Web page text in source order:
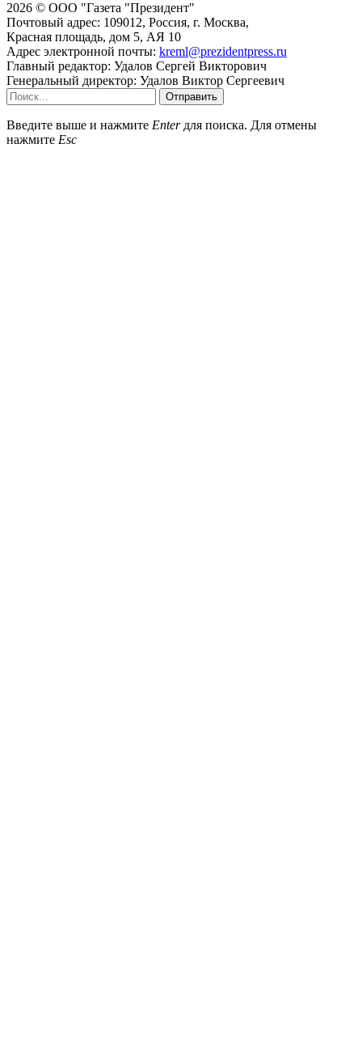
2026 © ООО "Газета "Президент"
Почтовый адрес: 109012, Россия, г. Москва,
Красная площадь, дом 5, АЯ 10
Адрес электронной почты: kreml@prezidentpress.ru
Главный редактор: Удалов Сергей Викторович
Генеральный директор: Удалов Виктор Сергеевич
Отправить
Введите выше и нажмите Enterдля поиска. Для отмены
нажмите Esc